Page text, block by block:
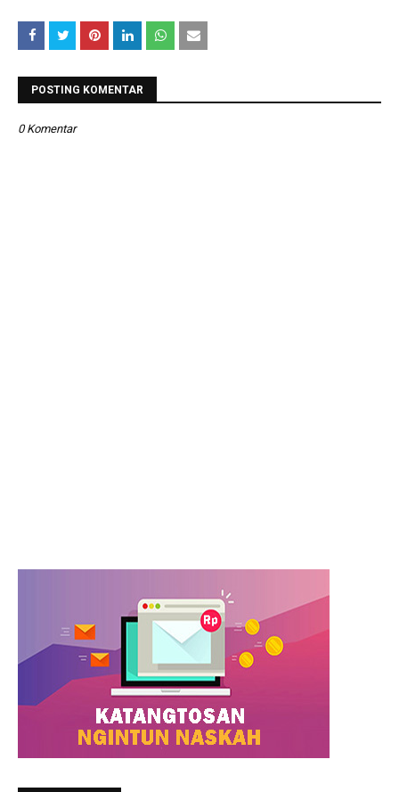
POSTING KOMENTAR
0 Komentar